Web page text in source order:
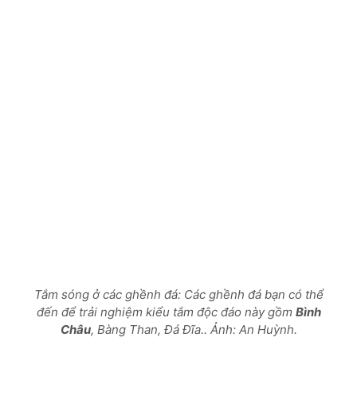
Tắm sóng ở các ghềnh đá: Các ghềnh đá bạn có thể
đến để trải nghiệm kiểu tắm độc đáo này gồm Bình
Châu, Bàng Than, Đá Đĩa.. Ảnh: An Huỳnh.